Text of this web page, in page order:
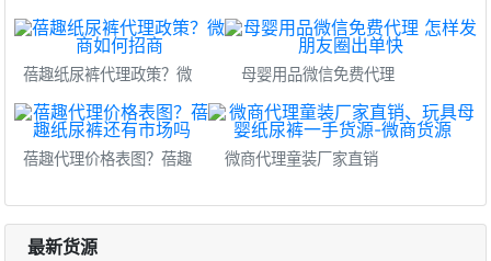
蓓趣纸尿裤代理政策？微 母婴用品微信免费代理
蓓趣代理价格表图？蓓趣 微商代理童装厂家直销
最新货源